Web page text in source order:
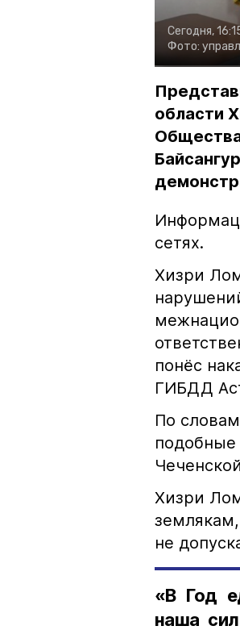
Сегодня,
Фото:
области
сетях.
Хизри
понёс
ГИБДД
По
подобные
Хизри
не
«В Год
наша